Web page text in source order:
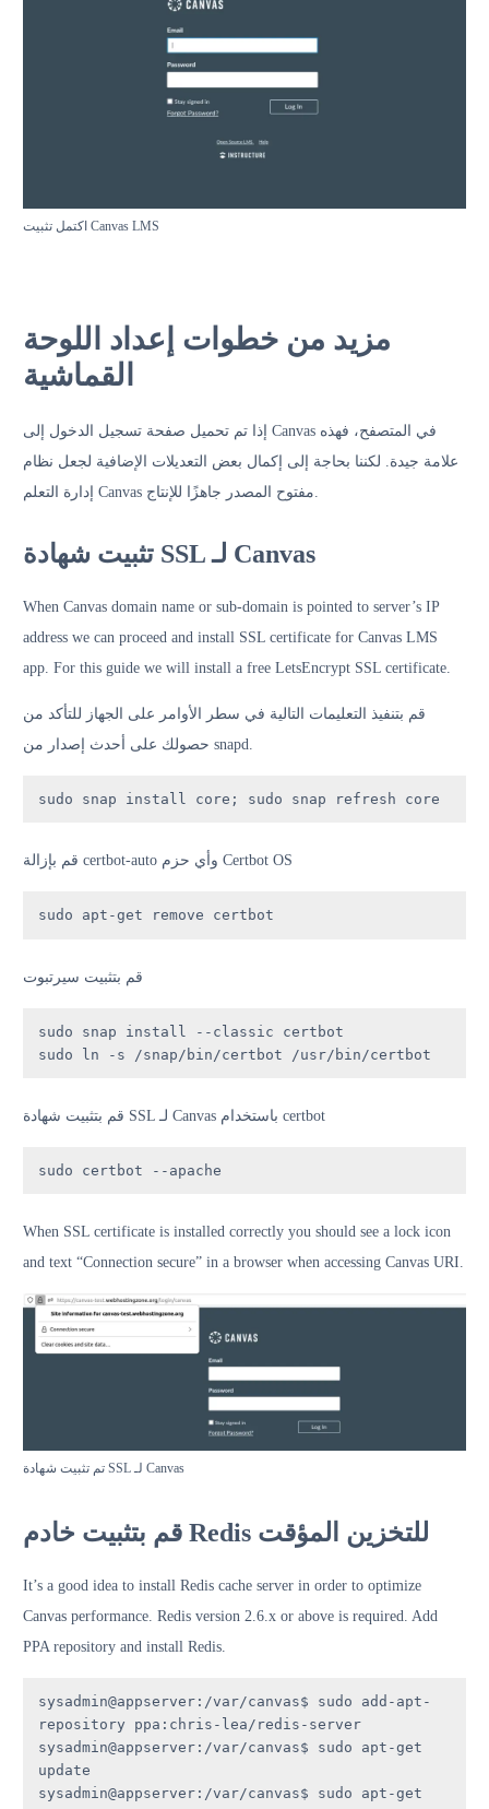
اكتمل تثبيت Canvas LMS
مزيد من خطوات إعداد اللوحة
القماشية
إذا تم تحميل صفحة تسجيل الدخول إلى Canvas في المتصفح، فهذه
علامة جيدة. لكننا بحاجة إلى إكمال بعض التعديلات الإضافية لجعل نظام
تثبيت شهادة SSL لـ Canvas
When Canvas domain name or sub-domain is pointed to server’s IP
address we can proceed and install SSL certificate for Canvas LMS
app. For this guide we will install a free LetsEncrypt SSL certificate.
قم بتنفيذ التعليمات التالية في سطر الأوامر على الجهاز للتأكد من
حصولك على أحدث إصدار من snapd.
sudo snap install core; sudo snap refresh core
قم بإزالة certbot-auto وأي حزم Certbot OS
sudo apt-get remove certbot
قم بتثبيت سيرتبوت
sudo snap install --classic certbot
sudo ln -s /snap/bin/certbot /usr/bin/certbot
قم بتثبيت شهادة SSL لـ Canvas باستخدام certbot
sudo certbot --apache
When SSL certificate is installed correctly you should see a lock icon
and text “Connection secure” in a browser when accessing Canvas URI.
تم تثبيت شهادة SSL لـ Canvas
قم بتثبيت خادم Redis للتخزين المؤقت
It’s a good idea to install Redis cache server in order to optimize
Canvas performance. Redis version 2.6.x or above is required. Add
PPA repository and install Redis.
sysadmin@appserver:/var/canvas$ sudo add-apt-
repository ppa:chris-lea/redis-server
sysadmin@appserver:/var/canvas$ sudo apt-get
update
sysadmin@appserver:/var/canvas$ sudo apt-get